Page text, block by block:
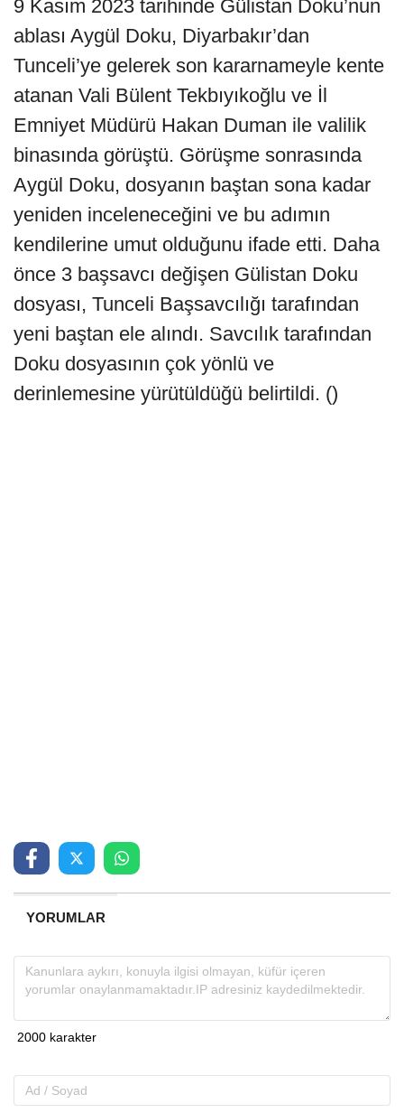
9 Kasım 2023 tarihinde Gülistan Doku’nun
ablası Aygül Doku, Diyarbakır’dan
Tunceli’ye gelerek son kararnameyle kente
atanan Vali Bülent Tekbıyıkoğlu ve İl
Emniyet Müdürü Hakan Duman ile valilik
binasında görüştü. Görüşme sonrasında
Aygül Doku, dosyanın baştan sona kadar
yeniden inceleneceğini ve bu adımın
kendilerine umut olduğunu ifade etti. Daha
önce 3 başsavcı değişen Gülistan Doku
dosyası, Tunceli Başsavcılığı tarafından
yeni baştan ele alındı. Savcılık tarafından
Doku dosyasının çok yönlü ve
derinlemesine yürütüldüğü belirtildi. ()
YORUMLAR